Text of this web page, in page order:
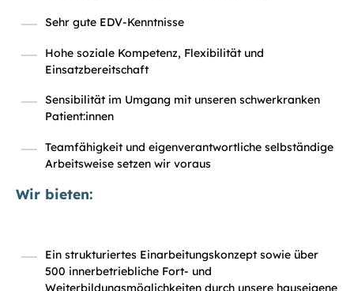
Sehr gute EDV-Kenntnisse
Hohe soziale Kompetenz, Flexibilität und
Einsatzbereitschaft
Sensibilität im Umgang mit unseren schwerkranken
Patient:innen
Teamfähigkeit und eigenverantwortliche selbständige
Arbeitsweise setzen wir voraus
Wir bieten:
Ein strukturiertes Einarbeitungskonzept sowie über
500 innerbetriebliche Fort- und
Weiterbildungsmöglichkeiten durch unsere hauseigene